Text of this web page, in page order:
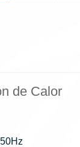
de Calor